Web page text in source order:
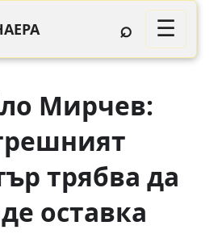
⌕ ☰
Мирчев:
трябва да
оставка